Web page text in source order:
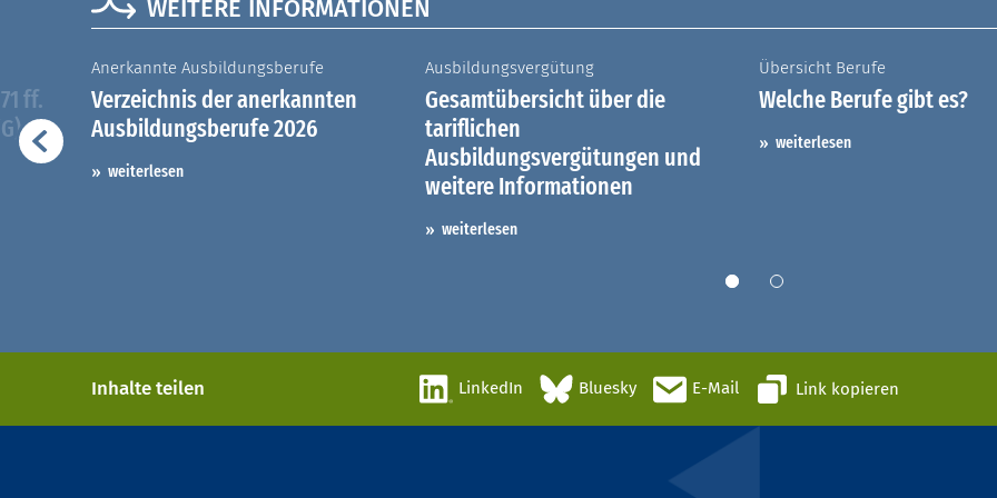
WEITERE INFORMATIONEN
ff.
Anerkannte Ausbildungsberufe
Verzeichnis der anerkannten
Ausbildungsberufe 2026
weiterlesen
Ausbildungsvergütung
Gesamtübersicht über die
tariflichen
Ausbildungsvergütungen und
weitere Informationen
weiterlesen
Übersicht Berufe
Welche Berufe gibt es?
weiterlesen
Inhalte teilen LinkedIn Bluesky E-Mail Link kopieren